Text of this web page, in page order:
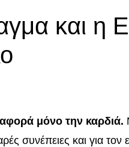
και η
μόνο την καρδιά.
συνέπειες και για